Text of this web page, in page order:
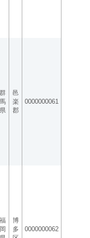
群
馬
県
邑
楽
郡
0000000061
福
岡
博
多
0000000062